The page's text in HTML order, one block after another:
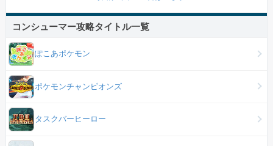
コンシューマー攻略タイトル一覧
ぽこあポケモン
ポケモンチャンピオンズ
タスクバーヒーロー